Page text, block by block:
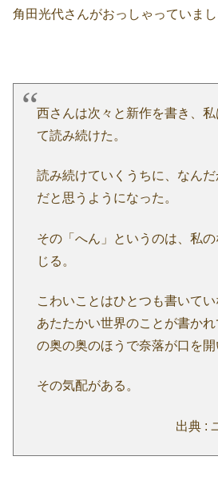
角田光代さんがおっしゃっていまし
西さんは次々と新作を書き、
て読み続けた。
読み続けていくうちに、なん
だと思うようになった。
その「へん」というのは、私
じる。
こわいことはひとつも書いて
あたたかい世界のことが書か
の奥の奥のほうで奈落が口を開
その気配がある。
出典 :